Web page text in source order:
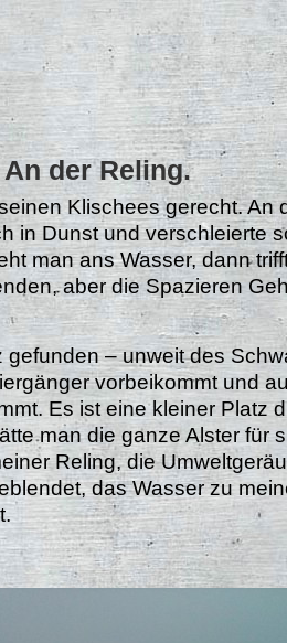
der Reling.
Klischees gerecht. An
in Dunst und verschleierte
man ans Wasser, dann
aber die Spazieren
gefunden – unweit des
vorbeikommt und
Es ist eine kleiner Platz
man die ganze Alster für
Reling, die
das Wasser zu